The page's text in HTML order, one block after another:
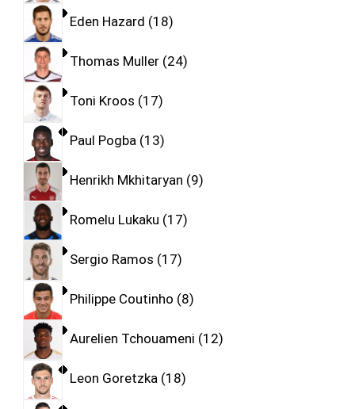
Eden Hazard 18
Thomas Muller 24
Toni Kroos 17
Paul Pogba 13
Henrikh Mkhitaryan 9
Romelu Lukaku 17
Sergio Ramos 17
Philippe Coutinho 8
Aurelien Tchouameni 12
Leon Goretzka 18